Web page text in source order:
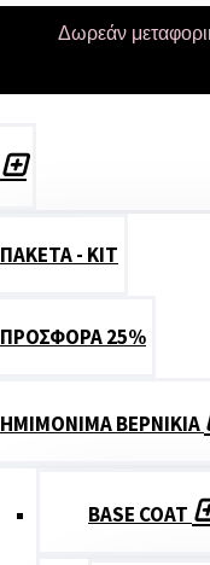
Δωρεάν μεταφορικά
ΠΑΚΕΤΑ - ΚΙΤ
ΠΡΟΣΦΟΡΑ 25%
ΗΜΙΜΟΝΙΜΑ ΒΕΡΝΙΚΙΑ
BASE COAT